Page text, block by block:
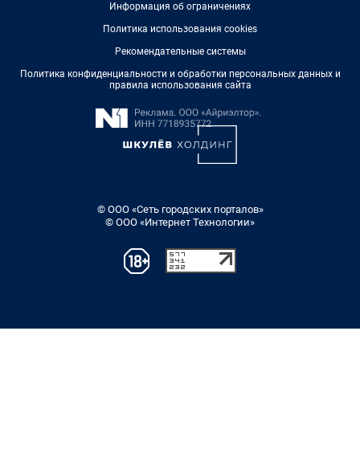
Информация об ограничениях
Политика использования cookies
Рекомендательные системы
Политика конфиденциальности и обработки персональных данных и
правила использования сайта
© ООО «Сеть городских порталов»
© ООО «Интернет Технологии»